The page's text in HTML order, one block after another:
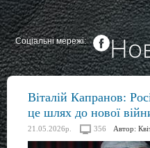
Соціальні мережі:
Віталій Капранов:
це шлях до нової
21.05.2026р. 356 Автор: